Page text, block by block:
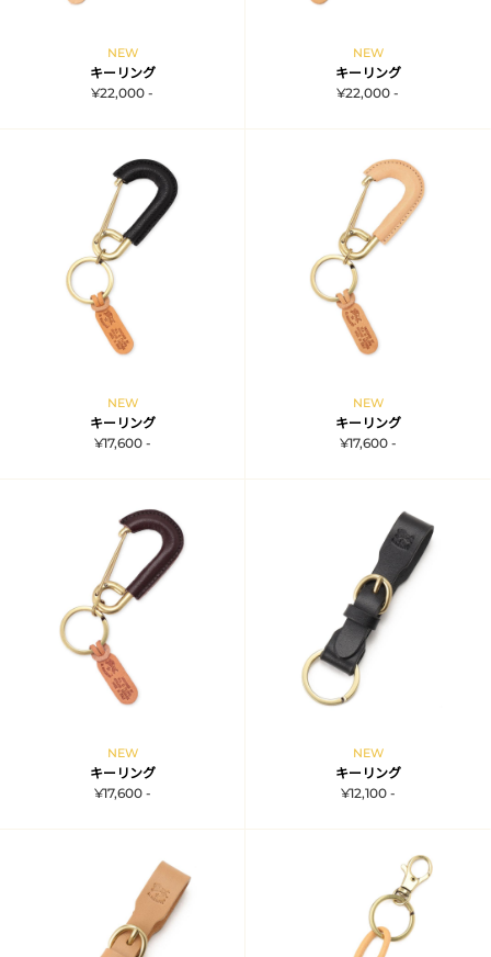
NEW
キーリング
¥22,000 -
NEW
キーリング
¥22,000 -
NEW
キーリング
¥17,600 -
NEW
キーリング
¥17,600 -
NEW
キーリング
¥17,600 -
NEW
キーリング
¥12,100 -